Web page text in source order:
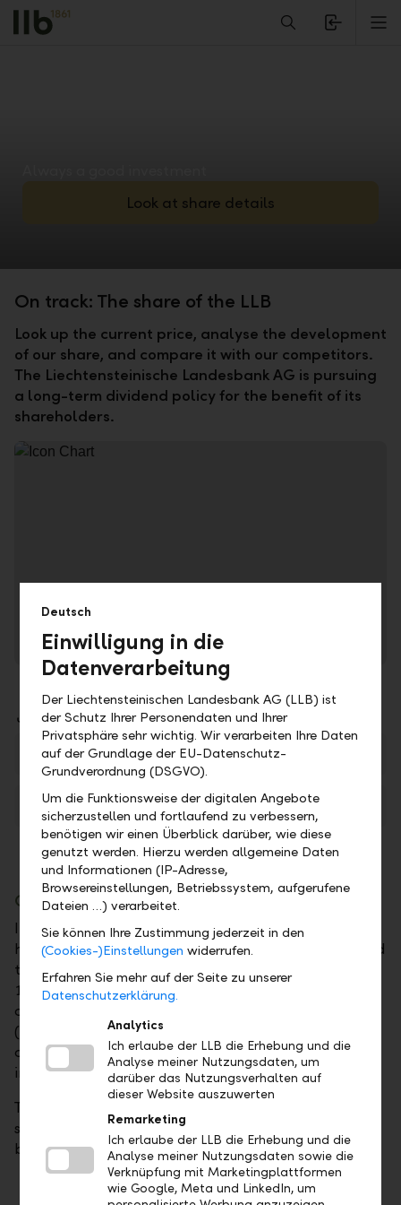
Alerts.Headline
Look at share details
On track: The share of the LLB
Look up the current price, analyse the development
of our share, and compare it with our competitors.
The Liechtensteinische Landesbank AG is pursuing
a long-term dividend policy for the benefit of its
shareholders.
Analyse in LLB Quotes
Downloads
The LLB, a one-of-a-kind investment
Participation strategyPDF
Capital structure
In December 1986, bearer participation certificates
having a nominal value of CHF 20 million were issued
to private investors for the first time. On January 4,
1993, the Liechtensteinische Landesbank was
converted into a public limited company
(Aktiengesellschaft). Prior to this historical date, our
company had the legal form of an independent
institute under public law.
The
structure and the Principality's equity stake in the
bank have changed over the years.
Deutsch
Einwilligung in die
Datenverarbeitung
Der Liechtensteinischen Landesbank AG (LLB) ist
der Schutz Ihrer Personendaten und Ihrer
Privatsphäre sehr wichtig. Wir verarbeiten Ihre Daten
auf der Grundlage der EU-Datenschutz-
Grundverordnung (DSGVO).
Um die Funktionsweise der digitalen Angebote
sicherzustellen und fortlaufend zu verbessern,
benötigen wir einen Überblick darüber, wie diese
genutzt werden. Hierzu werden allgemeine Daten
und Informationen (IP-Adresse,
Browsereinstellungen, Betriebssystem, aufgerufene
Dateien …) verarbeitet.
Sie können Ihre Zustimmung jederzeit in den
(Cookies-)Einstellungen widerrufen.
Erfahren Sie mehr auf der Seite zu unserer
Datenschutzerklärung.
Analytics
Ich erlaube der LLB die Erhebung und die
Analyse meiner Nutzungsdaten, um
darüber das Nutzungsverhalten auf
dieser Website auszuwerten
Remarketing
Ich erlaube der LLB die Erhebung und die
Analyse meiner Nutzungsdaten sowie die
Verknüpfung mit Marketingplattformen
wie Google, Meta und LinkedIn, um